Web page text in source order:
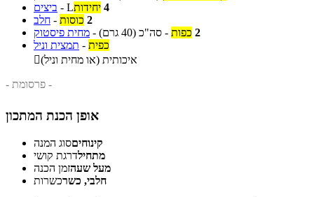
ביצים - 4 יחידותL
חלב - 2 כוסות
מחית פיסטוק - 2 כפות - סה"כ (40 גרם)
תמצית וניל - כפית
איכותית (או מחית וניל)
- פרסומת -
אופן הכנת המתכון
קינוחיםסוג המנה
מתחילדרגת קושי
מעל שעהזמן הכנה
חלבי, כשרכשרות